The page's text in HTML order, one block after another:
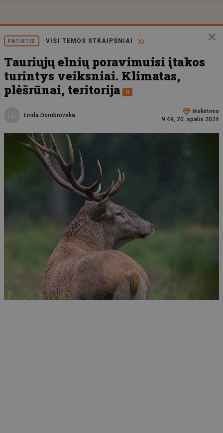
PATIRTIS VISI TEMOS STRAIPSNIAI
Tauriųjų elnių poravimuisi įtakos
turintys veiksniai. Klimatas,
plėšrūnai, teritorija
0
Linda Dombrovska
Išskirtinis
9:49, 20. spalis 2024